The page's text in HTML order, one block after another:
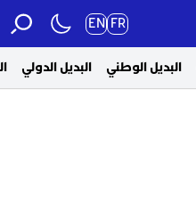
FR
EN
البديل الوطني البديل الدولي